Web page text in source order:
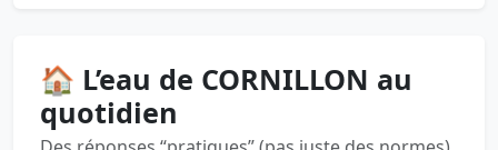
🏠 L’eau de CORNILLON au
quotidien